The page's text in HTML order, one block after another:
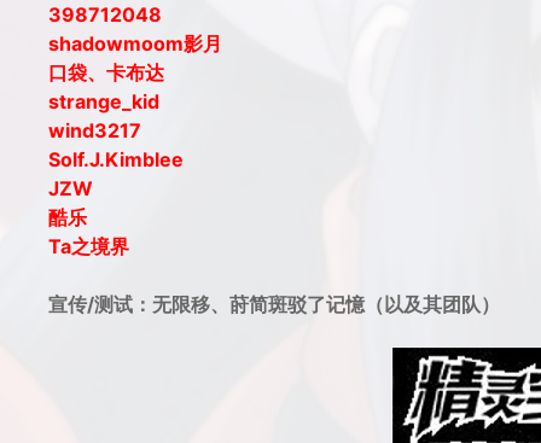
398712048
shadowmoom影月
口袋、卡布达
strange_kid
wind3217
Solf.J.Kimblee
JZW
酷乐
Ta之境界
宣传/测试：无限移、莳简斑驳了记憶（以及其团队）